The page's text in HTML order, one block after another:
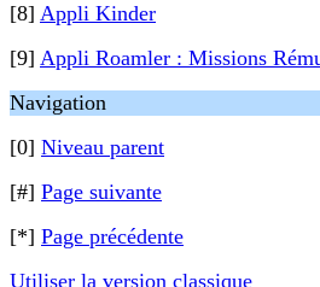
[8] Appli Kinder
[9] Appli Roamler : Missions
Navigation
[0] Niveau parent
[#] Page suivante
[*] Page précédente
Utiliser la version classique